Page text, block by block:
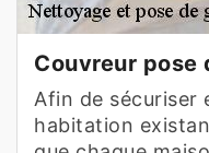
Couvreur pose
Afin de sécuriser
habitation